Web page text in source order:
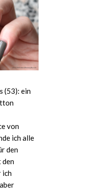
(53): ein
von
ich alle
den
den
ich